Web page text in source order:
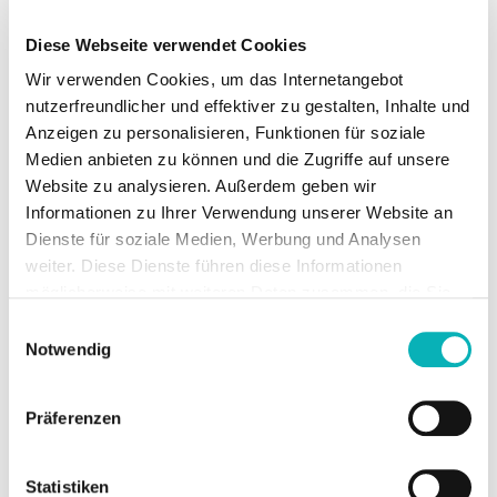
Diese Webseite verwendet Cookies
Wir verwenden Cookies, um das Internetangebot
nutzerfreundlicher und effektiver zu gestalten, Inhalte und
Anzeigen zu personalisieren, Funktionen für soziale
Medien anbieten zu können und die Zugriffe auf unsere
Website zu analysieren. Außerdem geben wir
Informationen zu Ihrer Verwendung unserer Website an
Dienste für soziale Medien, Werbung und Analysen
weiter. Diese Dienste führen diese Informationen
Nutzung der Dienste gesammelt haben.
Notwendig
Präferenzen
Statistiken
Heizungssystemtemperaturen.
Neben der konkreten Energieeinsparung ist ein
weiteres Ziel der Überprüfung, ältere
Heizungsanlagen – inklusive Verteilsystem – auf
eine optimierte Betriebsweise vorzubereiten. Diese
wird zukünftig im Zusammenhang mit der 65
Prozent Erneuerbaren-Energien-Regelung des GEG an
Bedeutung gewinnen.
Prüf- und Optimierungsfunktion sind bewusst
durchführenden Fachkraft zu lassen. Im Gegensatz
Schornsteinfegers kann die Gebäudeeigentümerin
bzw. der -eigentümer bei der Heizungsprüfung die
Gebäudeeigentümern grundsätzlich ermöglicht, für